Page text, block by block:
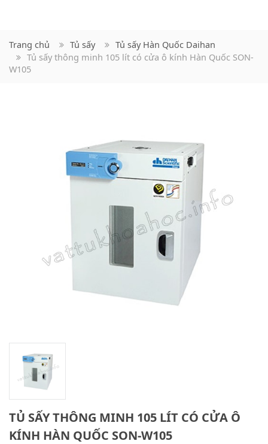
Trang chủ Tủ sấy
Tủ sấy Hàn Quốc Daihan
Tủ sấy thông minh 105 lít có cửa ô kính Hàn Quốc SON-
W105
TỦ SẤY THÔNG MINH 105 LÍT CÓ CỬA Ô
KÍNH HÀN QUỐC SON-W105